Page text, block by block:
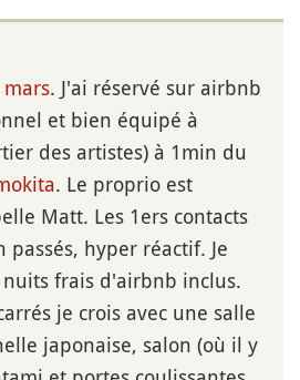
mars. J'ai réservé sur airbnb
et bien équipé à
des artistes) à 1min du
. Le proprio est
Matt. Les 1ers contacts
passés, hyper réactif. Je
frais d'airbnb inclus.
je crois avec une salle
japonaise, salon (où il y